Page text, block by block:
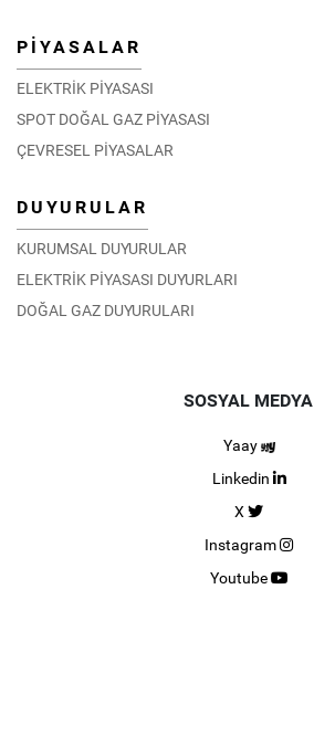
PİYASALAR
ELEKTRİK PİYASASI
SPOT DOĞAL GAZ PİYASASI
ÇEVRESEL PİYASALAR
DUYURULAR
KURUMSAL DUYURULAR
ELEKTRİK PİYASASI DUYURLARI
DOĞAL GAZ DUYURULARI
SOSYAL MEDYA
Yaay
Linkedin
X
Instagram
Youtube